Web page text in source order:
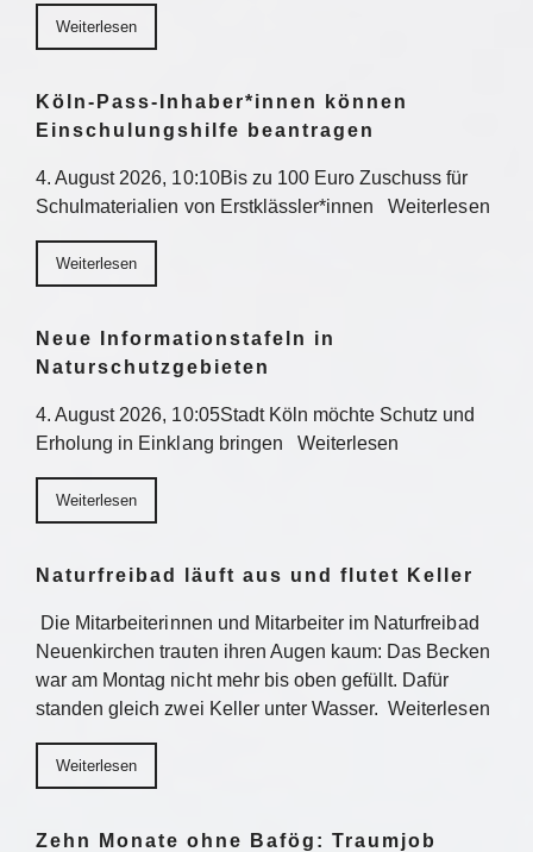
Weiterlesen
Köln-Pass-Inhaber*innen können
Einschulungshilfe beantragen
4. August 2026, 10:10Bis zu 100 Euro Zuschuss für
Schulmaterialien von Erstklässler*innen Weiterlesen
Weiterlesen
Neue Informationstafeln in
Naturschutzgebieten
4. August 2026, 10:05Stadt Köln möchte Schutz und
Erholung in Einklang bringen Weiterlesen
Weiterlesen
Naturfreibad läuft aus und flutet Keller
Die Mitarbeiterinnen und Mitarbeiter im Naturfreibad
Neuenkirchen trauten ihren Augen kaum: Das Becken
war am Montag nicht mehr bis oben gefüllt. Dafür
standen gleich zwei Keller unter Wasser. Weiterlesen
Weiterlesen
Zehn Monate ohne Bafög: Traumjob